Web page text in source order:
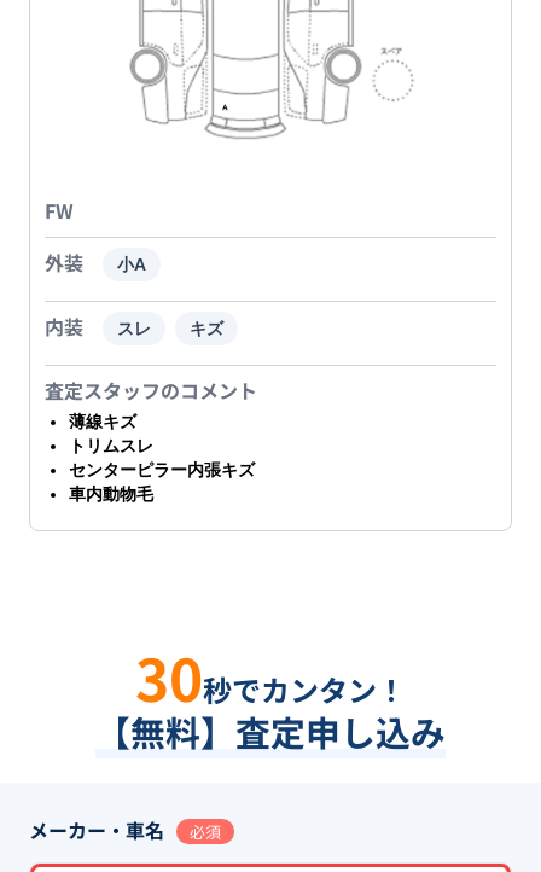
FW
外装
小A
内装 スレ キズ
査定スタッフのコメント
薄線キズ
トリムスレ
センターピラー内張キズ
車内動物毛
30秒でカンタン！
【無料】査定申し込み
メーカー・車名 必須